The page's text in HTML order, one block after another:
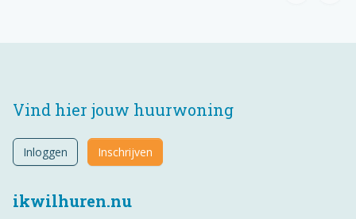
ikwilhuren.nu
Vind hier jouw huurwoning
Inloggen Inschrijven